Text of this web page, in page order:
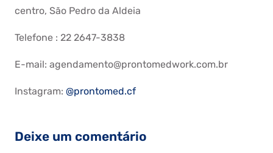
centro, São Pedro da Aldeia
Telefone : 22 2647-3838
E-mail: agendamento@prontomedwork.com.br
Instagram: @prontomed.cf
Deixe um comentário